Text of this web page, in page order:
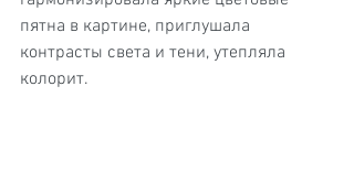
пятна в картине, приглушала
контрасты света и тени, утепляла
колорит.